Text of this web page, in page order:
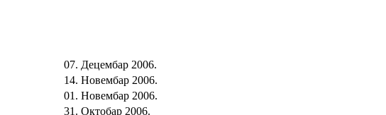
07. Децембар 2006.
14. Новембар 2006.
01. Новембар 2006.
31. Октобар 2006.